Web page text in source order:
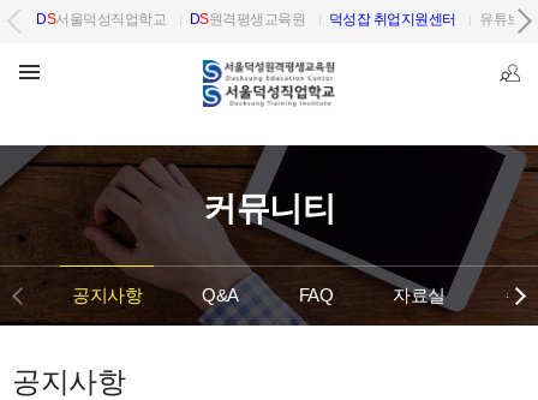
DS서울덕성직업학교 DS원격평생교육원 덕성잡 취업지원센터 유튜브
커뮤니티
공지사항 Q&A FAQ 자료실 수
공지사항